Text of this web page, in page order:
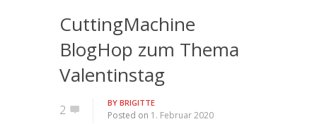
CuttingMachine
BlogHop zum Thema
Valentinstag
2 BY BRIGITTE
Posted on 1. Februar 2020